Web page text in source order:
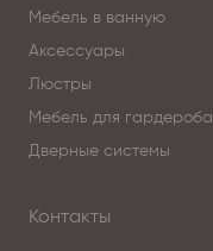
Мебель в ванную
Аксессуары
Люстры
Мебель для гардероба
Дверные системы
Контакты